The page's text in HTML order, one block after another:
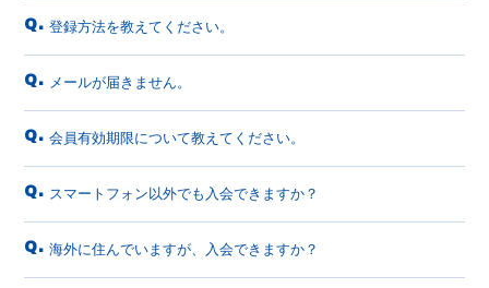
会員登録 ログイン
Q. 登録方法を教えてください。
Q. メールが届きません。
Q. 会員有効期限について教えてください。
Q. スマートフォン以外でも入会できますか？
Q. 海外に住んでいますが、入会できますか？